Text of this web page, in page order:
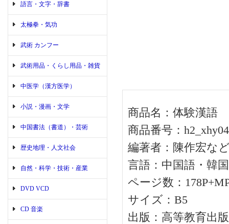
語言・文字・辞書
太極拳・気功
武術 カンフー
武術用品・くらし用品・雑貨
中医学（漢方医学）
小説・漫画・文学
中国書法（書道）・芸術
歴史地理・人文社会
自然・科学・技術・産業
DVD VCD
CD 音楽
商品名：体験漢語
商品番号：
編著者：陳作宏な
言語：中国語・韓
ページ数：
サイズ：B5
出版：高等教育出